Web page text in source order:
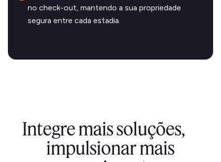
no check-out, mantendo a sua propriedade
segura entre cada estadia.
Integre mais soluções,
impulsionar mais